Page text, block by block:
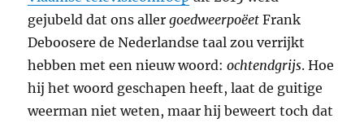
gejubeld dat ons allergoedweerpoëet Frank
Deboosere de Nederlandse taal zou verrijkt
hebben met een nieuw woord:ochtendgrijs. Hoe
hij het woord geschapen heeft, laat de guitige
weerman niet weten, maar hij beweert toch dat